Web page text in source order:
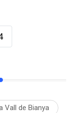
Vall de Bianya